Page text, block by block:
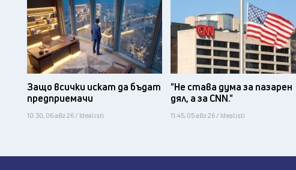
Защо всички искат да бъдат
предприемачи
10:30, 06 авг 26 / Idealisti
"Не става дума за пазарен
дял, а за CNN."
11:45, 05 авг 26 / Idealisti